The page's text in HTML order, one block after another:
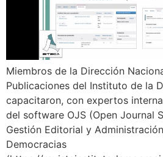
Miembros de la Dirección
Publicaciones del Instituto de la
capacitaron, con expertos
del software OJS (Open Journal
Gestión Editorial y
Democracias